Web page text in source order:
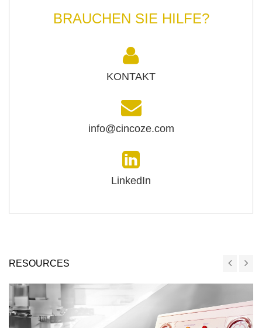
BRAUCHEN SIE HILFE?
KONTAKT
info@cincoze.com
LinkedIn
RESOURCES